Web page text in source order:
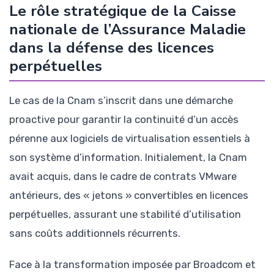
Le rôle stratégique de la Caisse
nationale de l’Assurance Maladie
dans la défense des licences
perpétuelles
Le cas de la Cnam s’inscrit dans une démarche
proactive pour garantir la continuité d’un accès
pérenne aux logiciels de virtualisation essentiels à
son système d’information. Initialement, la Cnam
avait acquis, dans le cadre de contrats VMware
antérieurs, des « jetons » convertibles en licences
perpétuelles, assurant une stabilité d’utilisation
sans coûts additionnels récurrents.
Face à la transformation imposée par Broadcom et